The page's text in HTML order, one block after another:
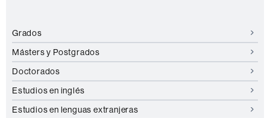
Grados
Másters y Postgrados
Doctorados
Estudios en inglés
Estudios en lenguas extranjeras